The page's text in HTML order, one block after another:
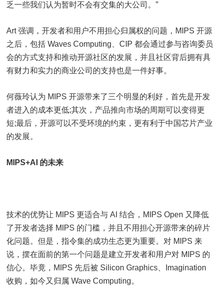
乏一些我们认为暂时不会有交集的大公司。”
Art 强调，开发者和用户不用担心归属权的问题，MIPS 开源
之后，包括 Waves Computing、CIP 都会通过参与咨询委员
会的方式支持和推动开源社区的发展，并且社区背后拥有具
有财力和实力的商业公司的支持也是一件好事。
何薇玲认为 MIPS 开源带来了三个明显的利好，首先是开发
者进入的成本更低;其次，产品推向市场的周期可以变得更
短;最后，开源可以不受环境的约束，更有利于中国芯片产业
的发展。
MIPS+AI 的未来
技术的优势让 MIPS 更适合与 AI 结合，MIPS Open 又降低
了开发者选择 MIPS 的门槛，并且不用担心开源带来的碎片
化问题。但是，指令集的成功生态更为重要。对 MIPS 来
说，摆在面前的第一个问题是建立开发者和用户对 MIPS 的
信心。毕竟，MIPS 先后被 Silicon Graphics、Imagination
收购，如今又归属 Wave Computing。